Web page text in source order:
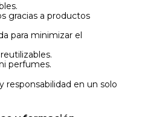
gracias a productos
para minimizar el
perfumes.
responsabilidad en un solo